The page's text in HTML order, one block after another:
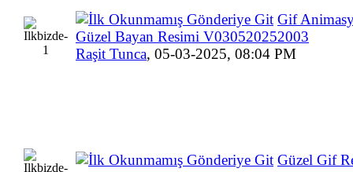
Gif
Güzel Bayan Resimi V030520252003
Raşit Tunca, 05-03-2025, 08:04 PM
Güzel Gif